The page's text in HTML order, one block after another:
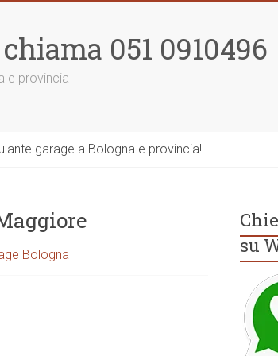
051 0910496
e provincia
garage a Bologna e provincia!
Bologna
su